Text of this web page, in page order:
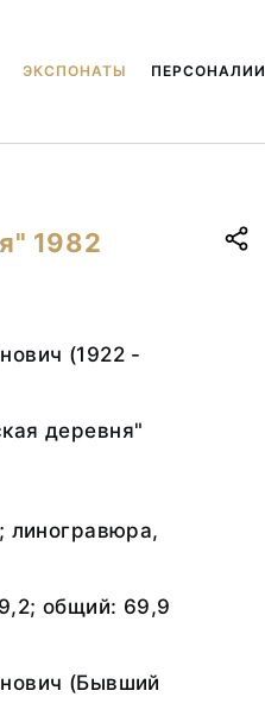
ЭКСПОНАТЫ ПЕРСОНАЛИИ
1982
(1922 -
деревня"
линогравюра,
общий: 69,9
(Бывший